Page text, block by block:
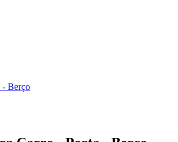
- Berço